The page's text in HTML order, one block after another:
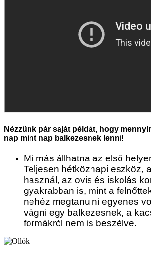
Nézzünk pár saját példát, hogy
nap mint nap balkezesnek lenni!
Mi más állhatna az első
Teljesen hétköznapi eszköz,
használ, az ovis és iskolás
gyakrabban is, mint a
nehéz megtanulni egyenes
vágni egy balkezesnek, a
formákról nem is beszélve.